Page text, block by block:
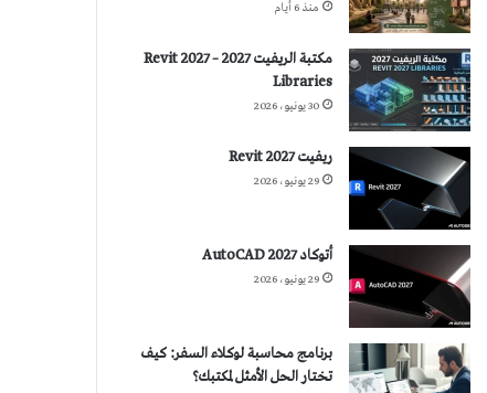
منذ 6 أيام
مكتبة الريفيت 2027 – Revit 2027
Libraries
30 يونيو، 2026
ريفيت 2027 Revit
29 يونيو، 2026
أتوكاد 2027 AutoCAD
29 يونيو، 2026
برنامج محاسبة لوكلاء السفر: كيف
تختار الحل الأمثل لمكتبك؟